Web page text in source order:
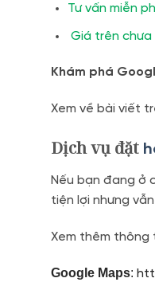
Tư vấn miễn
Giá trên chưa
Khám phá
Xem về bài viết
Dịch vụ đặt
Nếu bạn đang ở
tiện lợi nhưng
Xem thêm thông
Google Maps: